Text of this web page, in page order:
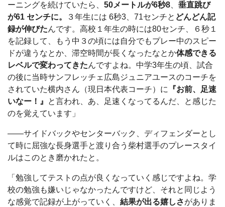
ーニングを続けていたら、 50メートルが6秒8、 垂直跳び
が61 センチに。
３年生には 6秒3、71センチと どんどん記
録が伸びたんです。高校１年生の時には80センチ、６秒１
を記録して、もう中３の頃には自分でもプレー中のスピー
ドが違うなとか、滞空時間が長くなったなとか体感できる
レベルで変わってきたんですよね。中学3年生の頃、試合
の後に当時サンフレッチェ広島ジュニアユースのコーチを
されていた横内さん（現日本代表コーチ）に 『お前、足速
いなー！ 』
と言われ、あ、足速くなってるんだ、と感じた
のを覚えています」
――サイドバックやセンターバック、ディフェンダーとし
て時に屈強な長身選手と渡り合う柴村選手のプレースタイ
ルはこのとき磨かれたと。
「勉強してテストの点が良くなっていく感じですよね。学
校の勉強も嫌いじゃなかったんですけど、それと同じよう
な感覚で記録が上がっていく、 結果が出る嬉しさがありま